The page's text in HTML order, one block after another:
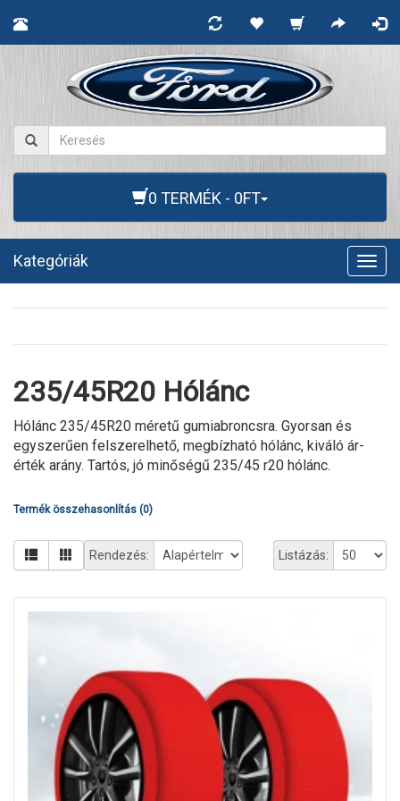
0 TERMÉK - 0FT
Kategóriák
235/45R20 Hólánc
Hólánc 235/45R20 méretű gumiabroncsra. Gyorsan és
egyszerűen felszerelhető, megbízható hólánc, kiváló ár-
érték arány. Tartós, jó minőségű 235/45 r20 hólánc.
Termék összehasonlítás (0)
Listázás:
Rendezés: